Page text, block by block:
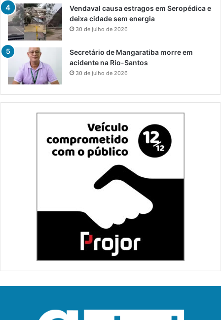
Vendaval causa estragos em Seropédica e
deixa cidade sem energia
30 de julho de 2026
Secretário de Mangaratiba morre em
acidente na Rio-Santos
30 de julho de 2026